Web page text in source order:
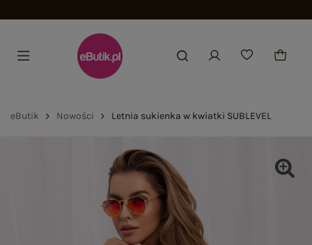
eButik Nowości Letnia sukienka w kwiatki SUBLEVEL